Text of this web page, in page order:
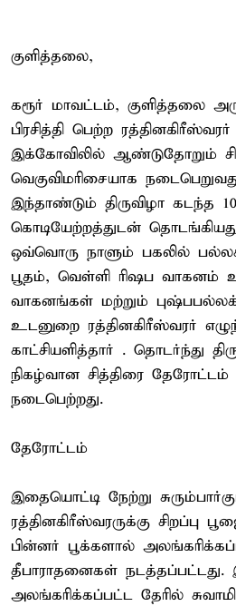
குளித்தலை,
கரூர் மாவட்டம், குளித்தலை
பிரசித்தி பெற்ற
இக்கோவிலில் ஆண்டுதோறும்
வெகுவிமரிசையாக
இந்தாண்டும் திருவிழா கடந்த
கொடியேற்றத்துடன்
ஒவ்வொரு நாளும் பகலில்
பூதம், வெள்ளி ரிஷப வாகனம்
வாகனங்கள் மற்றும்
உடனுறை ரத்தினகிரீஸ்வரர்
காட்சியளித்தார் . தொடர்ந்து
நிகழ்வான சித்திரை
நடைபெற்றது.
தேரோட்டம்
இதையொட்டி நேற்று
ரத்தினகிரீஸ்வரருக்கு சிறப்பு
பின்னர் பூக்களால்
தீபாராதனைகள் நடத்தப்பட்டது.
அலங்கரிக்கப்பட்ட தேரில்